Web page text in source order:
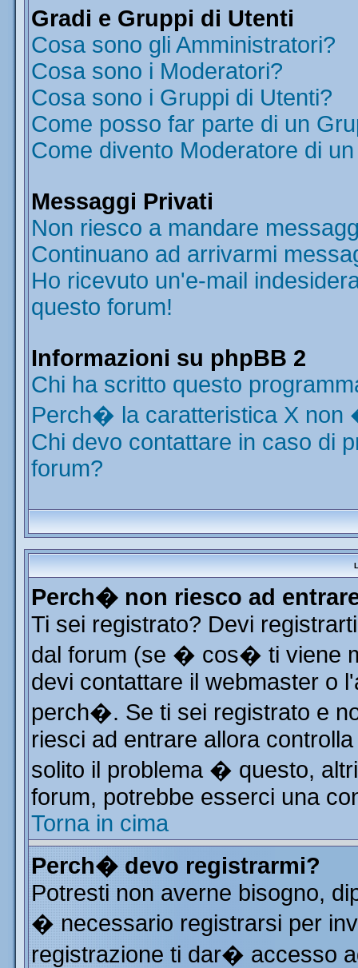
Gradi e Gruppi di Utenti
Cosa sono gli Amministratori?
Cosa sono i Moderatori?
Cosa sono i Gruppi di Utenti?
Come posso far parte di un
Come divento Moderatore di
Messaggi Privati
Non riesco a mandare
Continuano ad arrivarmi
Ho ricevuto un'e-mail
questo forum!
Informazioni su phpBB 2
Chi ha scritto questo
Perch� la caratteristica X non
Chi devo contattare in caso di
forum?
Perch� non riesco ad
Ti sei registrato? Devi
dal forum (se � cos� ti viene
devi contattare il webmaster o
perch�. Se ti sei registrato e
riesci ad entrare allora
solito il problema � questo,
forum, potrebbe esserci una
Torna in cima
Perch� devo registrarmi?
Potresti non averne bisogno,
� necessario registrarsi per
registrazione ti dar� accesso